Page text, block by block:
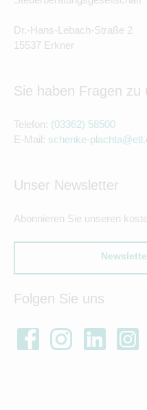
Dr.-Hans-Lebach-Straße 2
15537 Erkner
Sie haben Fragen zu
Telefon: (03362) 58500
E-Mail: schenke-
Unser Newsletter
Abonnieren Sie unseren
Folgen Sie uns